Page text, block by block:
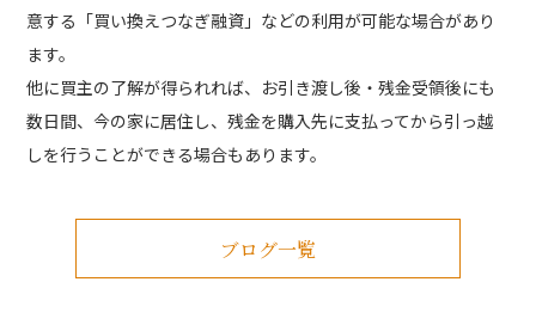
意する「買い換えつなぎ融資」などの利用が可能な場合があり
ます。
他に買主の了解が得られれば、お引き渡し後・残金受領後にも
数日間、今の家に居住し、残金を購入先に支払ってから引っ越
しを行うことができる場合もあります。
ブログ一覧